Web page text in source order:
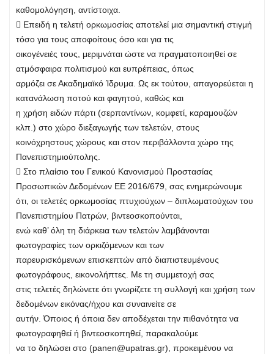
καθομολόγηση, αντίστοιχα.
 Επειδή η τελετή ορκωμοσίας αποτελεί μια σημαντική στιγμή
τόσο για τους αποφοίτους όσο και για τις
οικογένειές τους, μεριμνάται ώστε να πραγματοποιηθεί σε
ατμόσφαιρα πολιτισμού και ευπρέπειας, όπως
αρμόζει σε Ακαδημαϊκό Ίδρυμα. Ως εκ τούτου, απαγορεύεται η
κατανάλωση ποτού και φαγητού, καθώς και
η χρήση ειδών πάρτι (σερπαντίνων, κομφετί, καραμουζών
κλπ.) στο χώρο διεξαγωγής των τελετών, στους
κοινόχρηστους χώρους και στον περιβάλλοντα χώρο της
Πανεπιστημιούπολης.
 Στο πλαίσιο του Γενικού Κανονισμού Προστασίας
Προσωπικών Δεδομένων ΕΕ 2016/679, σας ενημερώνουμε
ότι, οι τελετές ορκωμοσίας πτυχιούχων – διπλωματούχων του
Πανεπιστημίου Πατρών, βιντεοσκοπούνται,
ενώ καθ’ όλη τη διάρκεια των τελετών λαμβάνονται
φωτογραφίες των ορκιζόμενων και των
παρευρισκόμενων επισκεπτών από διαπιστευμένους
φωτογράφους, εικονολήπτες. Με τη συμμετοχή σας
στις τελετές δηλώνετε ότι γνωρίζετε τη συλλογή και χρήση των
δεδομένων εικόνας/ήχου και συναινείτε σε
αυτήν. Όποιος ή όποια δεν αποδέχεται την πιθανότητα να
φωτογραφηθεί ή βιντεοσκοπηθεί, παρακαλούμε
να το δηλώσει στο (panen@upatras.gr), προκειμένου να